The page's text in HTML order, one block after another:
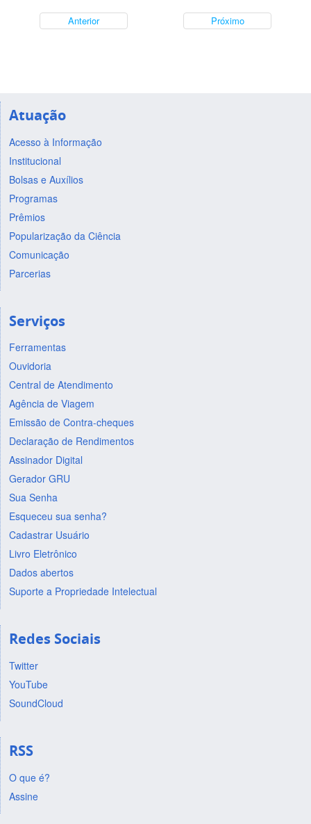
Anterior Próximo
Atuação
Acesso à Informação
Institucional
Bolsas e Auxílios
Programas
Prêmios
Popularização da Ciência
Comunicação
Parcerias
Serviços
Ferramentas
Ouvidoria
Central de Atendimento
Agência de Viagem
Emissão de Contra-cheques
Declaração de Rendimentos
Assinador Digital
Gerador GRU
Sua Senha
Esqueceu sua senha?
Cadastrar Usuário
Livro Eletrônico
Dados abertos
Suporte a Propriedade Intelectual
Redes Sociais
Twitter
YouTube
SoundCloud
RSS
O que é?
Assine